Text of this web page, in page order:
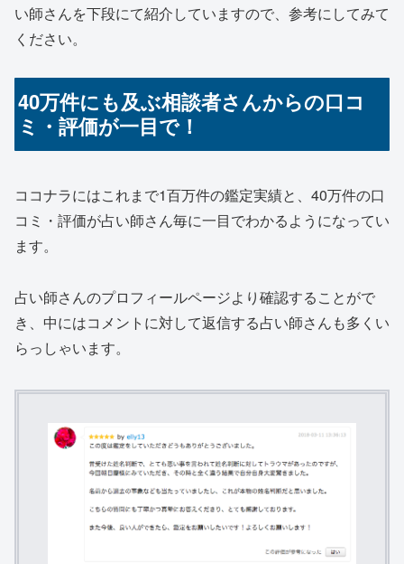
い師さんを下段にて紹介していますので、参考にしてみて
ください。
40万件にも及ぶ相談者さんからの口コ
ミ・評価が一目で！
ココナラにはこれまで1百万件の鑑定実績と、 40万件の口
コミ・評価が占い師さん毎に一目でわかるようになってい
ます。
占い師さんのプロフィールページより確認することがで
き、中にはコメントに対して返信する占い師さんも多くい
らっしゃいます。